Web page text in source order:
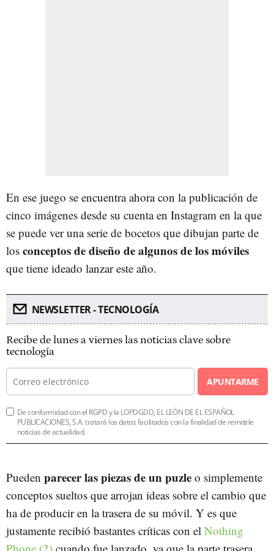
En ese juego se encuentra ahora con la publicación de
cinco imágenes desde su cuenta en Instagram en la que
se puede ver una serie de bocetos que dibujan parte de
los conceptos de diseño de algunos de los móviles
que tiene ideado lanzar este año.
NEWSLETTER - TECNOLOGÍA
Recibe de lunes a viernes las noticias clave sobre
tecnología
APUNTARME
De conformidad con el RGPD y la LOPDGDD, EL LEÓN DE EL ESPAÑOL
PUBLICACIONES, S.A. tratará los datos facilitados con la finalidad de remitirle
noticias de actualidad.
Pueden parecer las piezas de un puzle o simplemente
conceptos sueltos que arrojan ideas sobre el cambio que
ha de producir en la trasera de su móvil. Y es que
justamente recibió bastantes críticas con el Nothing